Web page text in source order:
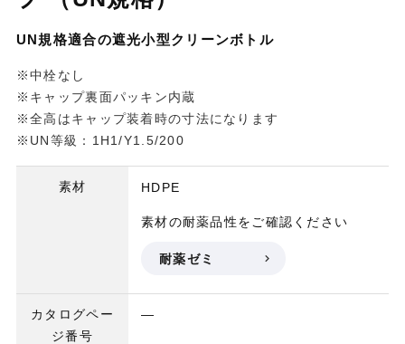
UN規格適合の遮光小型クリーンボトル
※中栓なし
※キャップ裏面パッキン内蔵
※全高はキャップ装着時の寸法になります
※UN等級：1H1/Y1.5/200
素材 HDPE
素材の耐薬品性をご確認ください
耐薬ゼミ
カタログペー
ジ番号
―